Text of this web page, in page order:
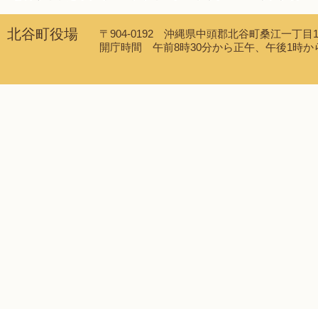
北谷町役場
〒904-0192 沖縄県中頭郡北谷町桑江一丁
開庁時間 午前8時30分から正午、午後1時か